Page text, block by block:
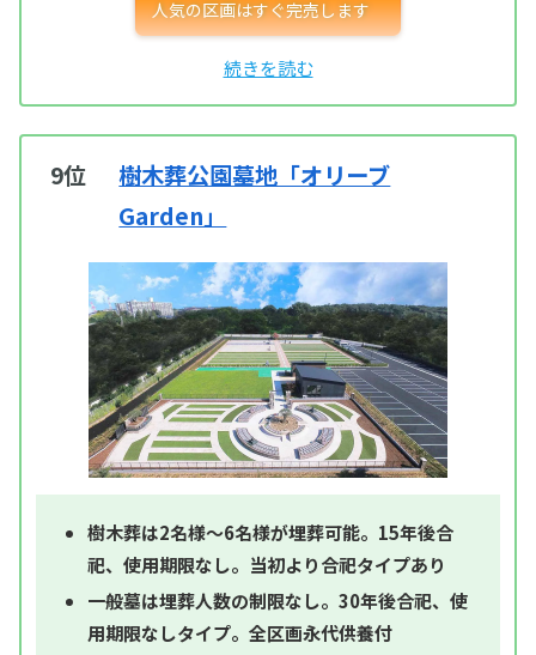
9位
樹木葬公園墓地「オリーブ
Garden」
樹木葬は2名様～6名様が埋葬可能。15年後合
祀、使用期限なし。当初より合祀タイプあり
一般墓は埋葬人数の制限なし。30年後合祀、使
用期限なしタイプ。全区画永代供養付